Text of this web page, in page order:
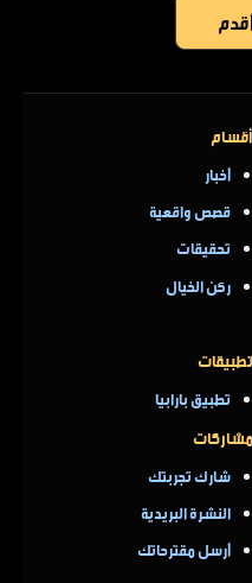
أقسام
أخبار
قصص واقعية
تحقيقات
ركن الخيال
تطبيقات
تطبيق بارابيا
مشاركات
شارك تجربتك
النشرة البريدية
أرسل مقترحاتك